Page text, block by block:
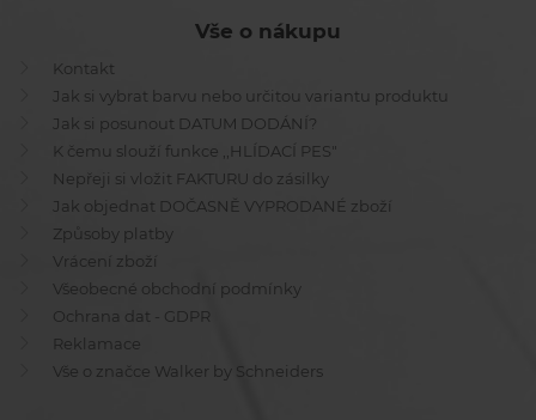
Vše o nákupu
Kontakt
Jak si vybrat barvu nebo určitou variantu produktu
Jak si posunout DATUM DODÁNÍ?
K čemu slouží funkce ,,HLÍDACÍ PES"
Nepřeji si vložit FAKTURU do zásilky
Jak objednat DOČASNĚ VYPRODANÉ zboží
Způsoby platby
Vrácení zboží
Všeobecné obchodní podmínky
Ochrana dat - GDPR
Reklamace
Vše o značce Walker by Schneiders